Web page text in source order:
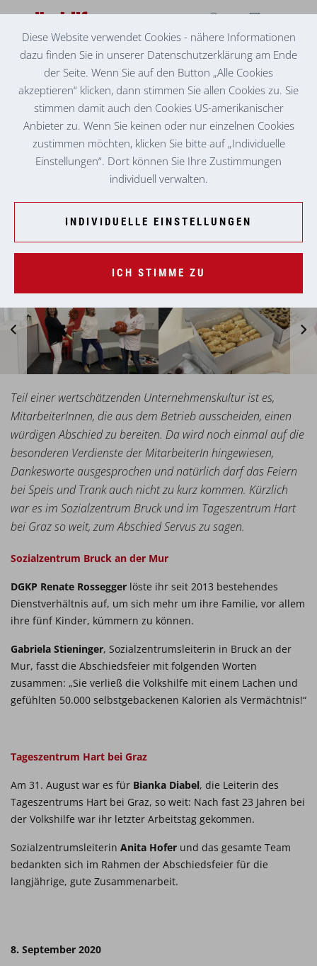
SAG BEIM ABSCHIED LEISE SERVUS...
Teil einer wertschätzenden Unternehmenskultur ist es,
MitarbeiterInnen, die aus dem Betrieb ausscheiden, einen
würdigen Abschied zu bereiten. Da wird noch einmal auf die
besonderen Verdienste der MitarbeiterIn hingewiesen,
Dankesworte ausgesprochen und natürlich darf das Feiern
bei Speis und Trank auch nicht zu kurz kommen. Kürzlich
war es im Sozialzentrum Bruck und im Tageszentrum Hart
bei Graz so weit, zum Abschied Servus zu sagen.
Sozialzentrum Bruck an der Mur
DGKP Renate Rossegger löste ihr seit 2013 bestehendes
Dienstverhältnis auf, um sich mehr um ihre Familie, vor allem
ihre fünf Kinder, kümmern zu können.
Gabriela Stieninger, Sozialzentrumsleiterin in Bruck an der
Mur, fasst die Abschiedsfeier mit folgenden Worten
zusammen: „Sie verließ die Volkshilfe mit einem Lachen und
gefühlten 50.000 selbstgebackenen Kalorien als Vermächtnis!“
Tageszentrum Hart bei Graz
Am 31. August war es für Bianka Diabel, die Leiterin des
Tageszentrums Hart bei Graz, so weit: Nach fast 23 Jahren bei
der Volkshilfe war ihr letzter Arbeitstag gekommen.
Sozialzentrumsleiterin Anita Hofer und das gesamte Team
bedankten sich im Rahmen der Abschiedsfeier für die
langjährige, gute Zusammenarbeit.
8. September 2020
Diese Website verwendet Cookies - nähere Informationen
dazu finden Sie in unserer Datenschutzerklärung am Ende
der Seite. Wenn Sie auf den Button „Alle Cookies
akzeptieren“ klicken, dann stimmen Sie allen Cookies zu. Sie
stimmen damit auch den Cookies US-amerikanischer
Anbieter zu. Wenn Sie keinen oder nur einzelnen Cookies
zustimmen möchten, klicken Sie bitte auf „Individuelle
Einstellungen“. Dort können Sie Ihre Zustimmungen
individuell verwalten.
INDIVIDUELLE EINSTELLUNGEN
ICH STIMME ZU